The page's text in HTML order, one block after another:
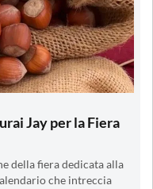
Jay per la Fiera
della fiera dedicata alla
che intreccia